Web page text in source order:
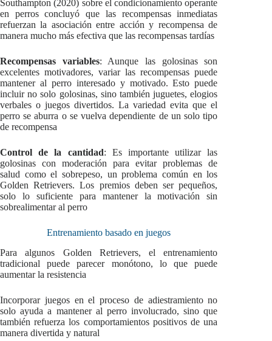
Southampton (2020) sobre el condicionamiento operante
en perros concluyó que las recompensas inmediatas
refuerzan la asociación entre acción y recompensa de
manera mucho más efectiva que las recompensas tardías
Recompensas variables: Aunque las golosinas son
excelentes motivadores, variar las recompensas puede
mantener al perro interesado y motivado. Esto puede
incluir no solo golosinas, sino también juguetes, elogios
verbales o juegos divertidos. La variedad evita que el
perro se aburra o se vuelva dependiente de un solo tipo
de recompensa
Control de la cantidad: Es importante utilizar las
golosinas con moderación para evitar problemas de
salud como el sobrepeso, un problema común en los
Golden Retrievers. Los premios deben ser pequeños,
solo lo suficiente para mantener la motivación sin
sobrealimentar al perro
Entrenamiento basado en juegos
Para algunos Golden Retrievers, el entrenamiento
tradicional puede parecer monótono, lo que puede
aumentar la resistencia
Incorporar juegos en el proceso de adiestramiento no
solo ayuda a mantener al perro involucrado, sino que
también refuerza los comportamientos positivos de una
manera divertida y natural